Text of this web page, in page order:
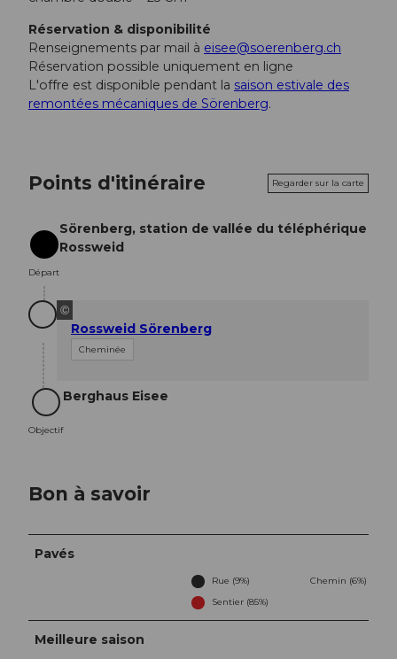
Réservation & disponibilité
Renseignements par mail à eisee@soerenberg.ch
Réservation possible uniquement en ligne
L'offre est disponible pendant la saison estivale des
remontées mécaniques de Sörenberg.
Points d'itinéraire Regarder sur la carte
Départ
Départ
Sörenberg, station de vallée du téléphérique
Rossweid
©
Rossweid Sörenberg
Cheminée
Objectif
Objectif
Berghaus Eisee
Bon à savoir
Pavés
Rue (9%)
Chemin (6%)
Sentier (85%)
Meilleure saison